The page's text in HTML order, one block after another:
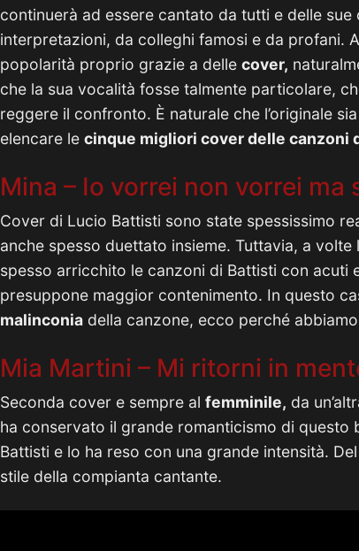
continuerà ad essere cantato da tutti e delle
interpretazioni, da colleghi famosi e da profani.
popolarità proprio grazie a delle cover,
che la sua vocalità fosse talmente particolare,
reggere il confronto. È naturale che l’originale
elencare le cinque migliori cover delle canzoni
Mina – Io vorrei non vorrei ma
Cover di Lucio Battisti sono state spessissimo
anche spesso duettato insieme. Tuttavia, a volte
spesso arricchito le canzoni di Battisti con acuti
presuppone maggior contenimento. In questo
malinconia della canzone, ecco perché
Mia Martini – Mi ritorni in
Seconda cover e sempre al femminile, da
ha conservato il grande romanticismo di questo
Battisti e lo ha reso con una grande intensità.
stile della compianta cantante.